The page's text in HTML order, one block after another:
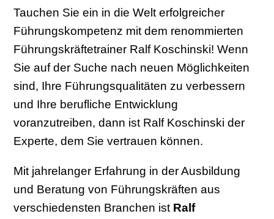
Tauchen Sie ein in die Welt erfolgreicher
Führungskompetenz mit dem renommierten
Führungskräftetrainer Ralf Koschinski! Wenn
Sie auf der Suche nach neuen Möglichkeiten
sind, Ihre Führungsqualitäten zu verbessern
und Ihre berufliche Entwicklung
voranzutreiben, dann ist Ralf Koschinski der
Experte, dem Sie vertrauen können.
Mit jahrelanger Erfahrung in der Ausbildung
und Beratung von Führungskräften aus
verschiedensten Branchen ist Ralf